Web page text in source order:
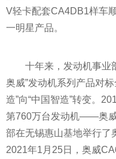
V轻卡配套CA4DB1样车
一明星产品。
十年来，发动机事业
奥威”发动机系列产品对
造”向“中国智造”转变。
第760万台发动机——奥
部在无锡惠山基地举行了
2021年1月25日，奥威